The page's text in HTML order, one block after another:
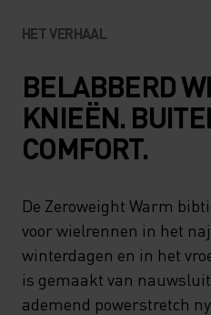
HET VERHAAL
BELABBERD
KNIEËN.
COMFORT.
De Zeroweight Warm
voor wielrennen in het
winterdagen en in het
is gemaakt van
ademend powerstretch